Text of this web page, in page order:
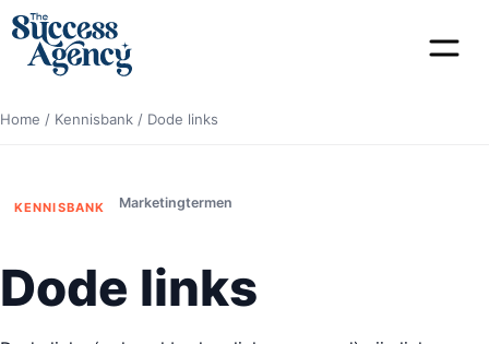
Home / Kennisbank / Dode links
KENNISBANK Marketingtermen
Dode links